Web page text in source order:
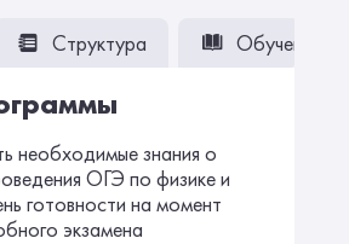
Структура Обучение
необходимые знания о
ОГЭ по физике и
готовности на момент
экзамена